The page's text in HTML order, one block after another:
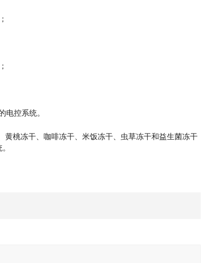
电控系统。
桃冻干、咖啡冻干、米饭冻干、虫草冻干和益生菌冻干